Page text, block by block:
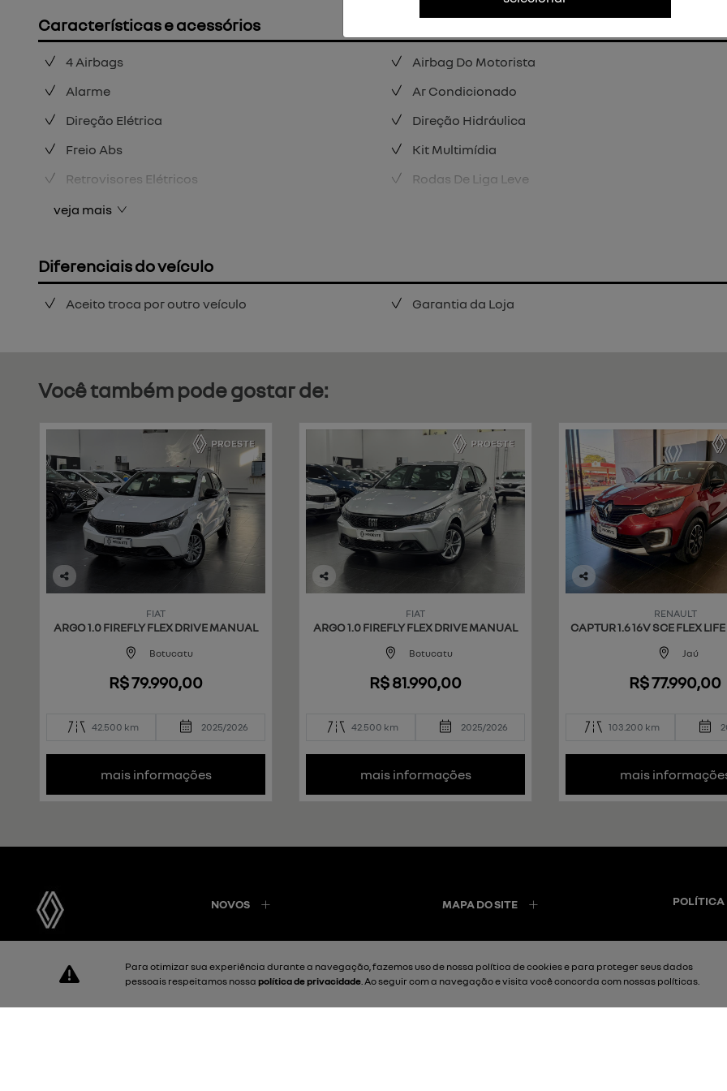
Características e acessórios
4 Airbags Airbag Do Motorista
Alarme
Ar Condicionado
Direção Elétrica
Direção Hidráulica
Freio Abs
Kit Multimídia
Retrovisores Elétricos
Rodas De Liga Leve
veja mais
Diferenciais do veículo
Aceito troca por outro veículo Garantia da Loja
Você também pode gostar de:
Co
ilh
FIAT
ARGO 1.0 FIREFLY FLEX DRIVE MANUAL
Botucatu
R$ 79.990,00
42.500 km 2025/2026
mais informações
Co
ilh
FIAT
ARGO 1.0 FIREFLY FLEX DRIVE MANUAL
Botucatu
R$ 81.990,00
42.500 km 2025/2026
mais informações
Co
ilh
RENAULT
CAPTUR 1.6 16V SCE FLEX
Jaú
R$ 77.990,00
103.200 km
mais
NOVOS MAPA DO SITE POLÍTICA
Proeste Comercio de veiculos e peças LTDA
Para otimizar sua experiência durante a navegação, fazemos uso de nossa política de cookies e para proteger seus dados
pessoais respeitamos nossa política de privacidade. Ao seguir com a navegação e visita você concorda com nossas políticas.